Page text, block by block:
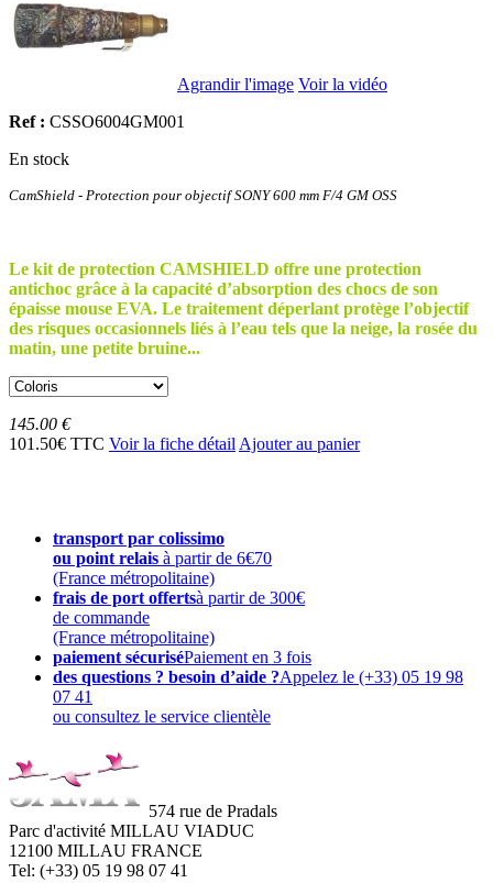
Agrandir l'image Voir la vidéo
Ref : CSSO6004GM001
En stock
CamShield - Protection pour objectif SONY 600 mm F/4 GM OSS
Le kit de protection CAMSHIELD offre une protection
antichoc grâce à la capacité d’absorption des chocs de son
épaisse mouse EVA. Le traitement déperlant protège l’objectif
des risques occasionnels liés à l’eau tels que la neige, la rosée du
matin, une petite bruine...
145.00 €
101.50€ TTC Voir la fiche détail Ajouter au panier
transport par colissimo
ou point relais à partir de 6€70
(France métropolitaine)
frais de port offertsà partir de 300€
de commande
(France métropolitaine)
paiement sécuriséPaiement en 3 fois
des questions ? besoin d’aide ?Appelez le (+33) 05 19 98
07 41
ou consultez le service clientèle
574 rue de Pradals
Parc d'activité MILLAU VIADUC
12100 MILLAU FRANCE
Tel: (+33) 05 19 98 07 41